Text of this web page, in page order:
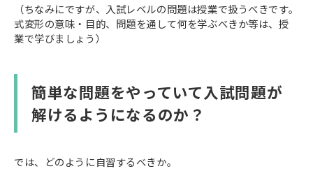
（ちなみにですが、入試レベルの問題は授業で扱うべきです。
式変形の意味・目的、問題を通して何を学ぶべきか等は、授
業で学びましょう）
簡単な問題をやっていて入試問題が
解けるようになるのか？
では、どのように自習するべきか。